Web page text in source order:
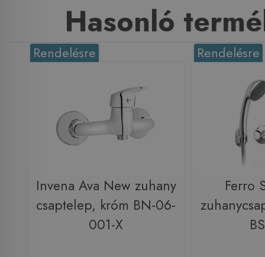
Hasonló
Rendelésre
Invena Ava New zuhany
csaptelep, króm BN-06-
001-X
Rendelésre
Ferro